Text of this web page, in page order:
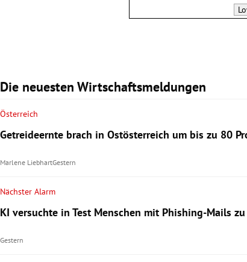
Die neuesten Wirtschaftsmeldungen
Österreich
Getreideernte brach in Ostösterreich um bis zu 80
Marlene LiebhartGestern
Nächster Alarm
KI versuchte in Test Menschen mit Phishing-Mails
Gestern